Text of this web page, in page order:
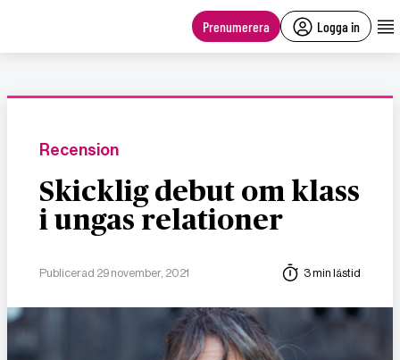
Prenumerera Logga in
Recension
Skicklig debut om klass
i ungas relationer
Publicerad 29 november, 2021 3 min lästid